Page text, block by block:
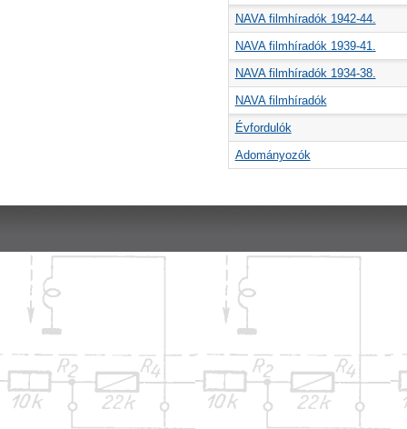
NAVA filmhíradók 1942-44.
NAVA filmhíradók 1939-41.
NAVA filmhíradók 1934-38.
NAVA filmhíradók
Évfordulók
Adományozók